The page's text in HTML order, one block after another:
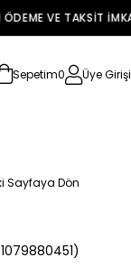
VE TAKSİT
Sepetim0 Üye Girişi
Sayfaya Dön